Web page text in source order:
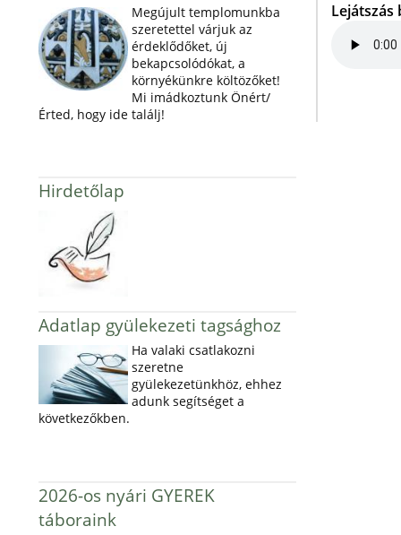
Megújult templomunkba
szeretettel várjuk az
érdeklődőket, új
bekapcsolódókat, a
környékünkre költözőket!
Mi imádkoztunk Önért/
Érted, hogy ide találj!
Hirdetőlap
Adatlap gyülekezeti tagsághoz
Ha valaki csatlakozni
szeretne
gyülekezetünkhöz, ehhez
adunk segítséget a
következőkben.
2026-os nyári GYEREK
táboraink
Lejátszás